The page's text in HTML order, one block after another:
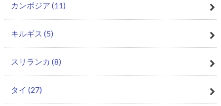
カンボジア (11)
キルギス (5)
スリランカ (8)
タイ (27)